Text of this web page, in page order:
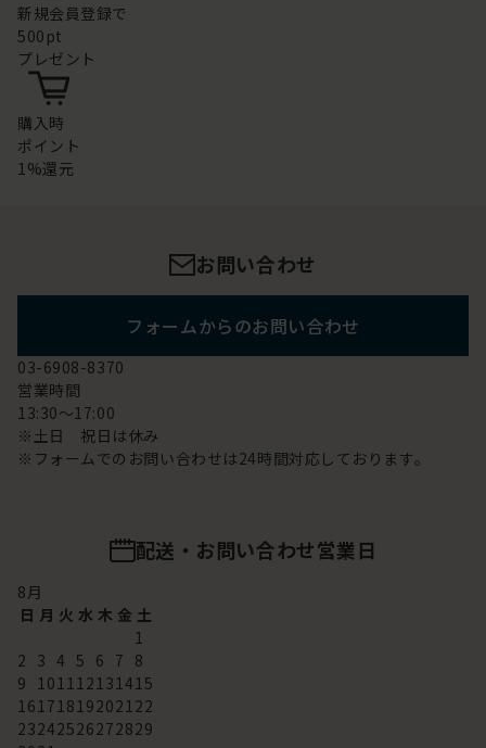
新規会員登録で
500pt
プレゼント
購入時
ポイント
1%還元
お問い合わせ
フォームからのお問い合わせ
03-6908-8370
営業時間
13:30～17:00
※土日 祝日は休み
※フォームでのお問い合わせは24時間対応しております。
配送・お問い合わせ営業日
8月
日 月 火 水 木 金 土
1
2 3 4 5 6 7 8
9 101112131415
16171819202122
23242526272829